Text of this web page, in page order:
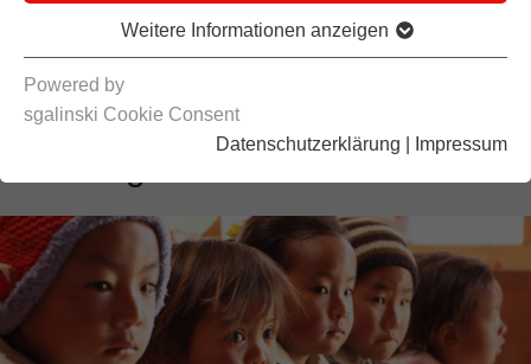
Weitere Informationen anzeigen
Powered by
sgalinski Cookie Consent
Datenschutzerklärung
Impressum
gemacht,
Verbrennungsopfern in
Nepal ein neues Leben zu